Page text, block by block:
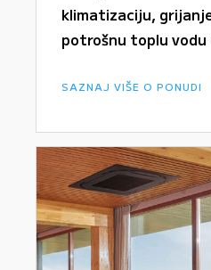
klimatizaciju,
potrošnu toplu vodu
SAZNAJ VIŠE O PONUDI